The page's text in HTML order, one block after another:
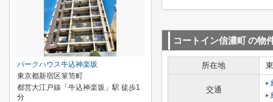
コートイン信濃町の物
所在地
交通
パークハウス牛込神楽坂
東京都新宿区箪笥町
都営大江戸線「牛込神楽坂」駅 徒歩1
分